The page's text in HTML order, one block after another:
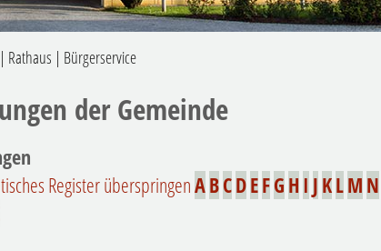
| Rathaus | Bürgerservice
der Gemeinde
Register überspringenABCDEFGH I JKLMN